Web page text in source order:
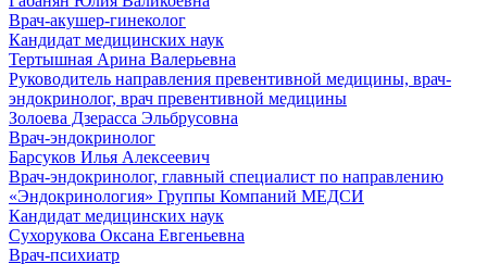
Врач-акушер-гинеколог
Кандидат медицинских наук
Тертышная Арина Валерьевна
Руководитель направления превентивной медицины, врач-
эндокринолог, врач превентивной медицины
Золоева Дзерасса Эльбрусовна
Врач-эндокринолог
Барсуков Илья Алексеевич
Врач-эндокринолог, главный специалист по направлению
«Эндокринология» Группы Компаний МЕДСИ
Кандидат медицинских наук
Сухорукова Оксана Евгеньевна
Врач-психиатр